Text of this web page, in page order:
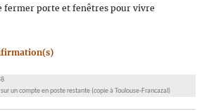
fermer porte et fenêtres pour vivre
un compte en poste restante (copie à Toulouse-Francazal)